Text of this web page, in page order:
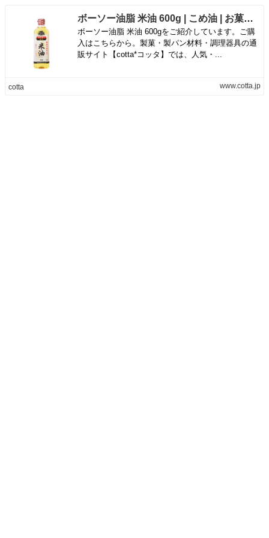
ボーソー油脂 米油 600g | こめ油 | お菓子・パン材料・ラッピングの通販【cotta＊コッタ】
ボーソー油脂 米油 600gをご紹介しています。ご購
入はこちらから。製菓・製パン材料・調理器具の通
販サイト【cotta*コッタ】では、人気・...
cotta www.cotta.jp